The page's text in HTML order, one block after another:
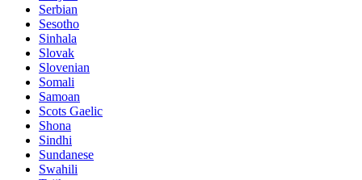
Serbian
Sesotho
Sinhala
Slovak
Slovenian
Somali
Samoan
Scots Gaelic
Shona
Sindhi
Sundanese
Swahili